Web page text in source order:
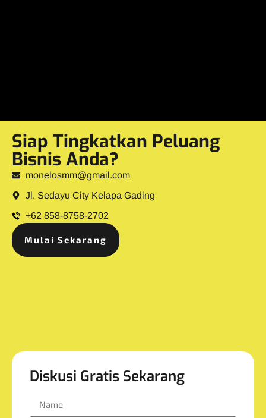
Siap Tingkatkan Peluang
Bisnis Anda?
monelosmm@gmail.com
Jl. Sedayu City Kelapa Gading
+62 858-8758-2702
Mulai Sekarang
Diskusi Gratis Sekarang